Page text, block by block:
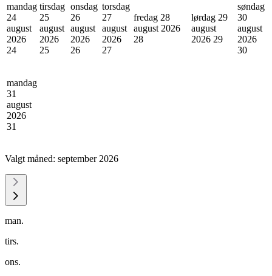
mandag
24
august
2026
24
tirsdag
25
august
2026
25
onsdag
26
august
2026
26
torsdag
27
august
2026
27
fredag 28
august 2026
28
lørdag 29
august
2026 29
søndag
30
august
2026
30
mandag
31
august
2026
31
Valgt måned: september 2026
man.
tirs.
ons.